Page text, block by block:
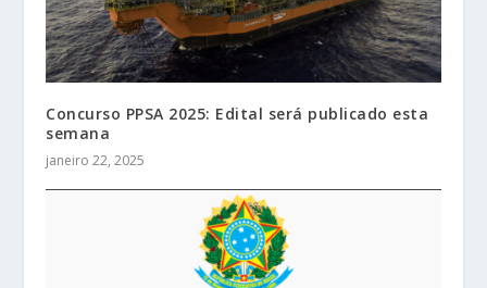
Concurso PPSA 2025: Edital será publicado esta
semana
janeiro 22, 2025